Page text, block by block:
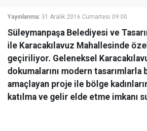
Yayınlanma: 31 Aralık 2016 Cumartesi 09:00
Süleymanpaşa Belediyesi ve
ile Karacakılavuz Mahallesinde
geçiriliyor. Geleneksel
dokumalarını modern tasarımlarla
amaçlayan proje ile bölge
katılma ve gelir elde etme imkanı